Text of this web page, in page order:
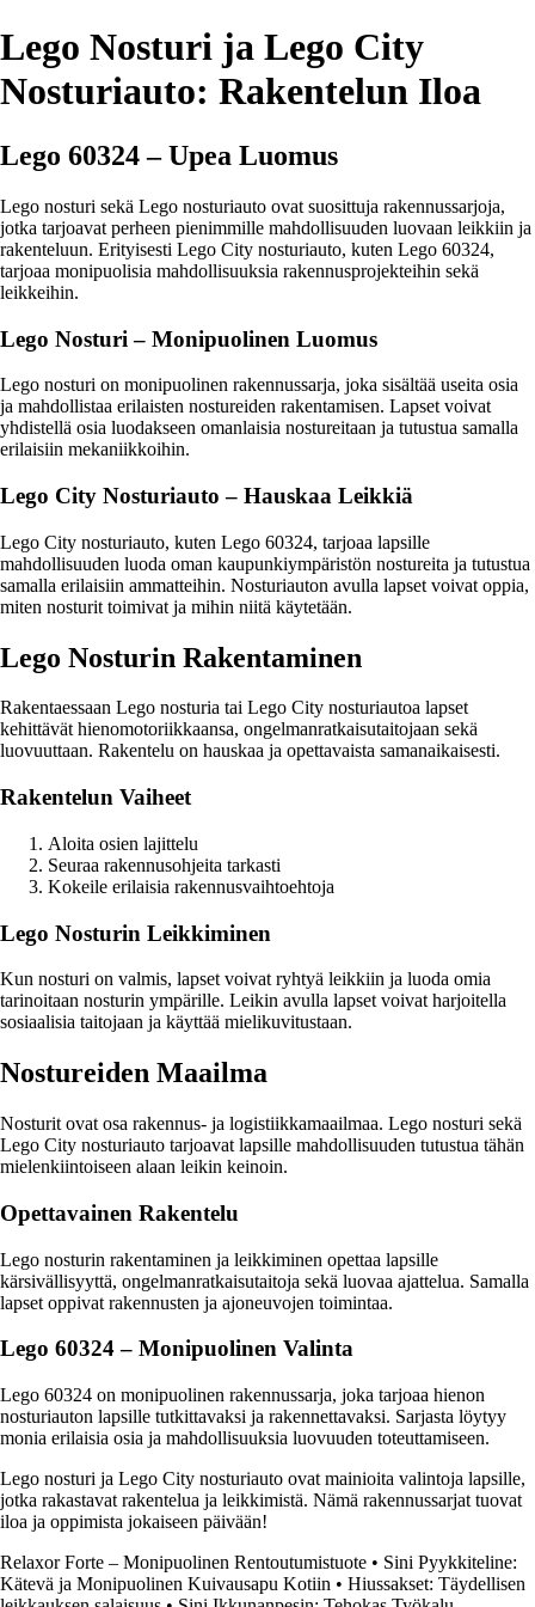
Lego Nosturi ja Lego City
Nosturiauto: Rakentelun Iloa
Lego 60324 – Upea Luomus
Lego nosturi sekä Lego nosturiauto ovat suosittuja rakennussarjoja,
jotka tarjoavat perheen pienimmille mahdollisuuden luovaan leikkiin ja
rakenteluun. Erityisesti Lego City nosturiauto, kuten Lego 60324,
tarjoaa monipuolisia mahdollisuuksia rakennusprojekteihin sekä
leikkeihin.
Lego Nosturi – Monipuolinen Luomus
Lego nosturi on monipuolinen rakennussarja, joka sisältää useita osia
ja mahdollistaa erilaisten nostureiden rakentamisen. Lapset voivat
yhdistellä osia luodakseen omanlaisia nostureitaan ja tutustua samalla
erilaisiin mekaniikkoihin.
Lego City Nosturiauto – Hauskaa Leikkiä
Lego City nosturiauto, kuten Lego 60324, tarjoaa lapsille
mahdollisuuden luoda oman kaupunkiympäristön nostureita ja tutustua
samalla erilaisiin ammatteihin. Nosturiauton avulla lapset voivat oppia,
miten nosturit toimivat ja mihin niitä käytetään.
Lego Nosturin Rakentaminen
Rakentaessaan Lego nosturia tai Lego City nosturiautoa lapset
kehittävät hienomotoriikkaansa, ongelmanratkaisutaitojaan sekä
luovuuttaan. Rakentelu on hauskaa ja opettavaista samanaikaisesti.
Rakentelun Vaiheet
Aloita osien lajittelu
Seuraa rakennusohjeita tarkasti
Kokeile erilaisia rakennusvaihtoehtoja
Lego Nosturin Leikkiminen
Kun nosturi on valmis, lapset voivat ryhtyä leikkiin ja luoda omia
tarinoitaan nosturin ympärille. Leikin avulla lapset voivat harjoitella
sosiaalisia taitojaan ja käyttää mielikuvitustaan.
Nostureiden Maailma
Nosturit ovat osa rakennus- ja logistiikkamaailmaa. Lego nosturi sekä
Lego City nosturiauto tarjoavat lapsille mahdollisuuden tutustua tähän
mielenkiintoiseen alaan leikin keinoin.
Opettavainen Rakentelu
Lego nosturin rakentaminen ja leikkiminen opettaa lapsille
kärsivällisyyttä, ongelmanratkaisutaitoja sekä luovaa ajattelua. Samalla
lapset oppivat rakennusten ja ajoneuvojen toimintaa.
Lego 60324 – Monipuolinen Valinta
Lego 60324 on monipuolinen rakennussarja, joka tarjoaa hienon
nosturiauton lapsille tutkittavaksi ja rakennettavaksi. Sarjasta löytyy
monia erilaisia osia ja mahdollisuuksia luovuuden toteuttamiseen.
Lego nosturi ja Lego City nosturiauto ovat mainioita valintoja lapsille,
jotka rakastavat rakentelua ja leikkimistä. Nämä rakennussarjat tuovat
iloa ja oppimista jokaiseen päivään!
Relaxor Forte – Monipuolinen Rentoutumistuote • Sini Pyykkiteline:
Kätevä ja Monipuolinen Kuivausapu Kotiin • Hiussakset: Täydellisen